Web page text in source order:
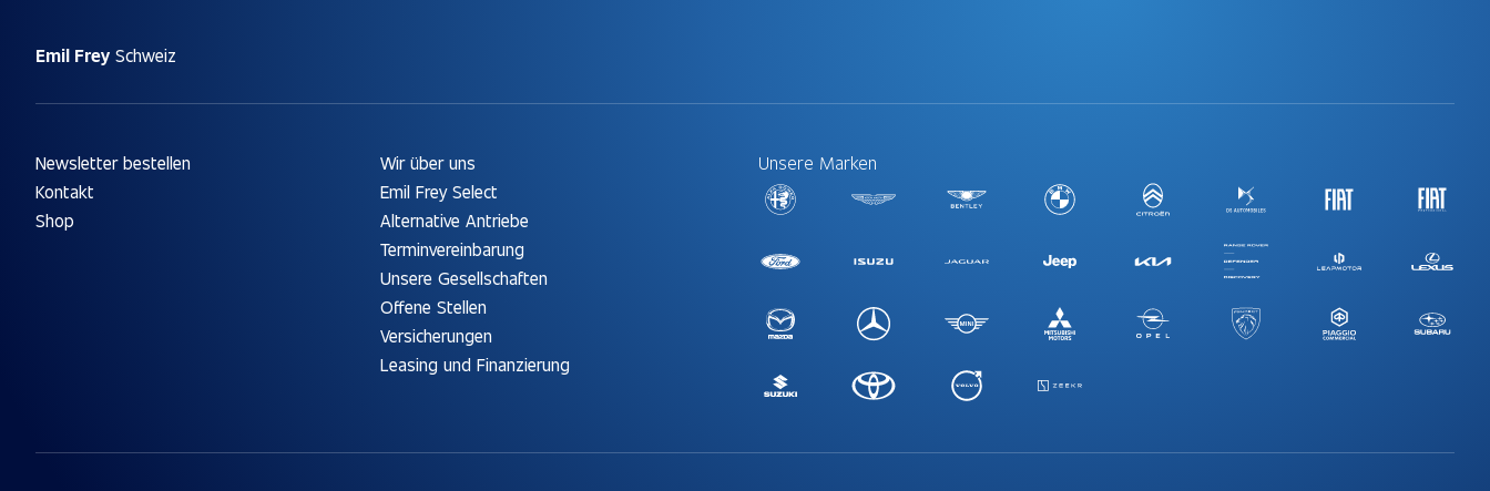
Emil Frey Schweiz
Newsletter bestellen
Kontakt
Shop
Wir über uns
Emil Frey Select
Alternative Antriebe
Terminvereinbarung
Unsere Gesellschaften
Offene Stellen
Versicherungen
Leasing und Finanzierung
Unsere Marken